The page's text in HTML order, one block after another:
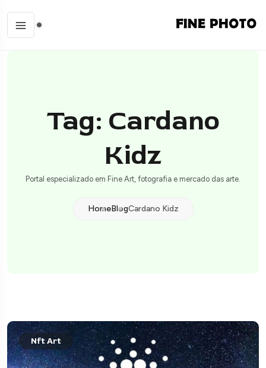
Tag: Cardano
Kidz
Portal especializado em Fine Art, fotografia e mercado das arte.
HomeBlogCardano Kidz
Nft Art